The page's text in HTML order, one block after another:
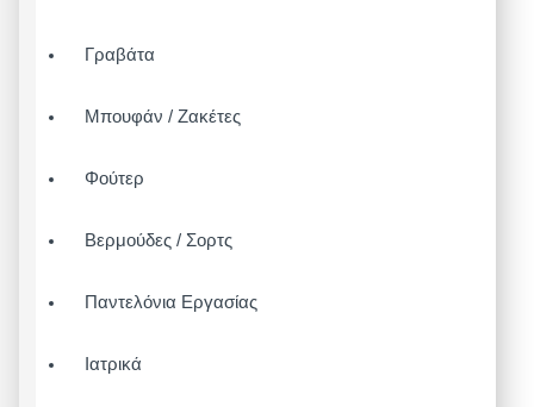
Γραβάτα
Μπουφάν / Ζακέτες
Φούτερ
Βερμούδες / Σορτς
Παντελόνια Εργασίας
Ιατρικά